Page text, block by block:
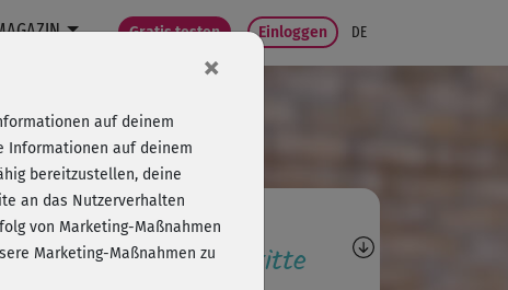
Gratis testen Einloggen DE
Antworten,
Fortschritte
×
auf deinem
Informationen auf deinem
bereitzustellen, deine
an das Nutzerverhalten
von Marketing-Maßnahmen
Marketing-Maßnahmen zu